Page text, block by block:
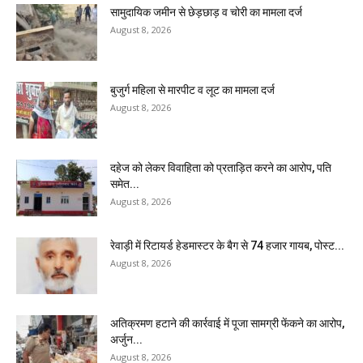
सामुदायिक जमीन से छेड़छाड़ व चोरी का मामला दर्ज
August 8, 2026
बुजुर्ग महिला से मारपीट व लूट का मामला दर्ज
August 8, 2026
दहेज को लेकर विवाहिता को प्रताड़ित करने का आरोप, पति
समेत...
August 8, 2026
रेवाड़ी में रिटायर्ड हेडमास्टर के बैग से ₹74 हजार गायब, पोस्ट...
August 8, 2026
अतिक्रमण हटाने की कार्रवाई में पूजा सामग्री फेंकने का आरोप,
अर्जुन...
August 8, 2026